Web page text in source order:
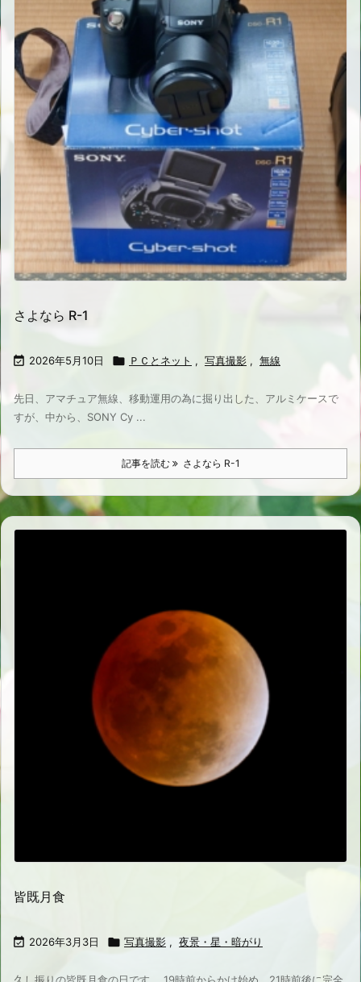
さよなら R-1
 2026年5月10日  ＰＣとネット , 写真撮影 , 無線
先日、アマチュア無線、移動運用の為に掘り出した、アルミケースで
すが、中から、SONY Cy ...
記事を読む さよなら R-1
皆既月食
 2026年3月3日  写真撮影 , 夜景・星・暗がり
久し振りの皆既月食の日です。 19時前からかけ始め、21時前後に完全